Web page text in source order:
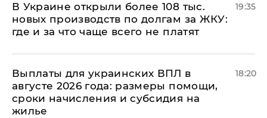
В Украине открыли более 108 тыс.
новых производств по долгам за ЖКУ:
где и за что чаще всего не платят
19:35
Выплаты для украинских ВПЛ в
августе 2026 года: размеры помощи,
сроки начисления и субсидия на
жилье
18:20